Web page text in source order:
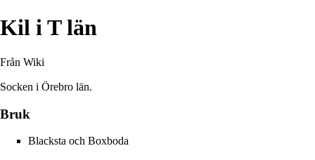
Kil i T län
Från Wiki
Socken i Örebro län.
Bruk
Blacksta och Boxboda